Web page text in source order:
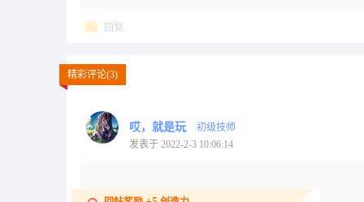
回复
精彩评论(3)
哎，就是玩
初级技师
发表于 2022-2-3 10:06:14